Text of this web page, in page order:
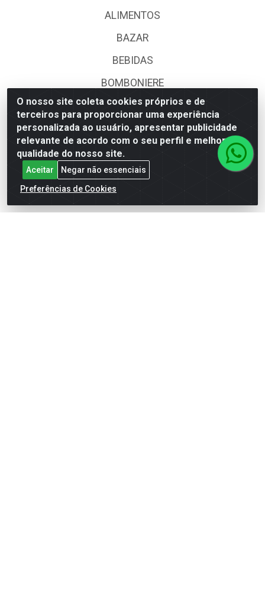
O nosso site coleta cookies próprios e de
terceiros para proporcionar uma experiência
personalizada ao usuário, apresentar publicidade
relevante de acordo com o seu perfil e melhorar a
qualidade do nosso site.
Aceitar
Negar não essenciais
Preferências de Cookies
ALIMENTOS
BAZAR
BEBIDAS
BOMBONIERE
CALÇADOS
DESCARTÁVEIS
FOODS SERVICE
HIG. PESSOAL E COSMÉTICA
LIMPEZA